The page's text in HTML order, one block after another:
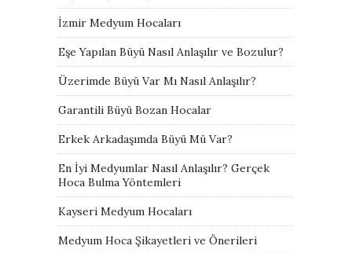
İzmir Medyum Hocaları
Eşe Yapılan Büyü Nasıl Anlaşılır ve Bozulur?
Üzerimde Büyü Var Mı Nasıl Anlaşılır?
Garantili Büyü Bozan Hocalar
Erkek Arkadaşımda Büyü Mü Var?
En İyi Medyumlar Nasıl Anlaşılır? Gerçek
Hoca Bulma Yöntemleri
Kayseri Medyum Hocaları
Medyum Hoca Şikayetleri ve Önerileri